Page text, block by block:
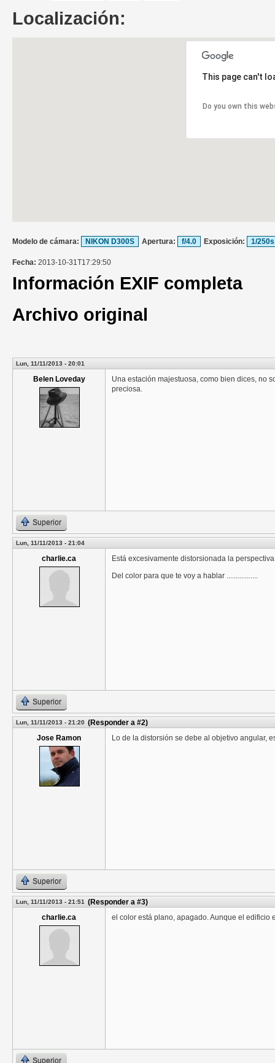
Localización:
This page can't
Do you own this
Modelo de cámara: NIKON D300S Apertura: f/4.0 Exposición: 1/250s
Fecha: 2013-10-31T17:29:50
Información EXIF completa
Archivo original
Lun, 11/11/2013 - 20:01
Belen Loveday
Una estación majestuosa, como bien dices, no
preciosa.
Superior
Lun, 11/11/2013 - 21:04
charlie.ca
Está excesivamente distorsionada la
Del color para que te voy a hablar .................
Superior
Lun, 11/11/2013 - 21:20 (Responder a #2)
Jose Ramon
Lo de la distorsión se debe al objetivo angular,
Superior
Lun, 11/11/2013 - 21:51 (Responder a #3)
charlie.ca
el color está plano, apagado. Aunque el edificio
Superior